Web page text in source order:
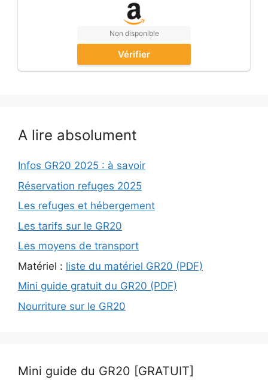
Non disponible
Vérifier
A lire absolument
Infos GR20 2025 : à savoir
Réservation refuges 2025
Les refuges et hébergement
Les tarifs sur le GR20
Les moyens de transport
Matériel : liste du matériel GR20 (PDF)
Mini guide gratuit du GR20 (PDF)
Nourriture sur le GR20
Mini guide du GR20 [GRATUIT]